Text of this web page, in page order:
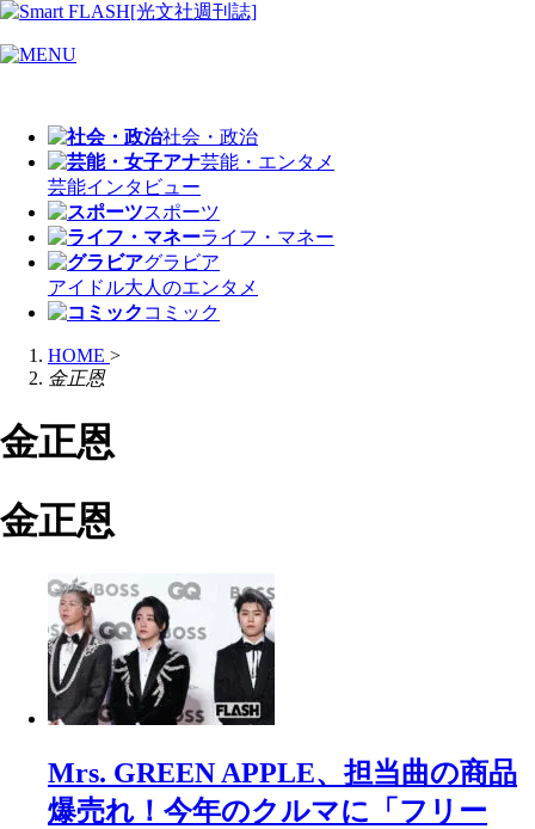
社会・政治
芸能・エンタメ
芸能インタビュー
スポーツ
ライフ・マネー
グラビア
アイドル大人のエンタメ
コミック
HOME >
金正恩
金正恩
金正恩
Mrs. GREEN APPLE、担当曲の商品
爆売れ！今年のクルマに「フリー